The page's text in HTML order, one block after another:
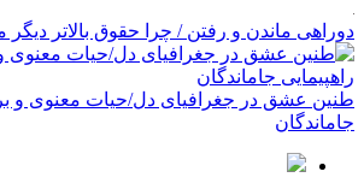
دوراهی ماندن و رفتن / چرا حقوق بالاتر
طنین عشق در جغرافیای دل/حیات معنوی و
جاماندگان